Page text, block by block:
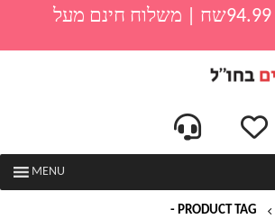
מינימום הזמנה 94.99שח | משלוח חינם מעל
MENU
PRODUCT TAG -